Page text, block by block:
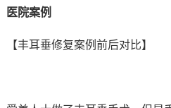
医院案例
【丰耳垂修复案例前后对比】